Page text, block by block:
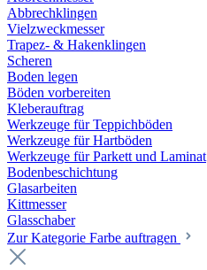
Abbrechklingen
Vielzweckmesser
Trapez- & Hakenklingen
Scheren
Boden legen
Böden vorbereiten
Kleberauftrag
Werkzeuge für Teppichböden
Werkzeuge für Hartböden
Werkzeuge für Parkett und Laminat
Bodenbeschichtung
Glasarbeiten
Kittmesser
Glasschaber
Zur Kategorie Farbe auftragen